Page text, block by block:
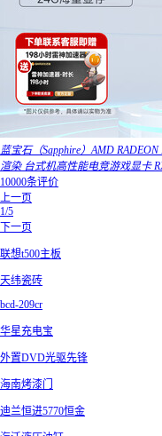
蓝宝石（Sapphire）AMD RADEON
渲染 台式机高性能电竞游戏显卡
10000条评价
上一页
1/5
下一页
联想t500主板
天纬瓷砖
bcd-209cr
华星充电宝
外置DVD光驱先锋
海南烤漆门
迪兰恒进5770恒金